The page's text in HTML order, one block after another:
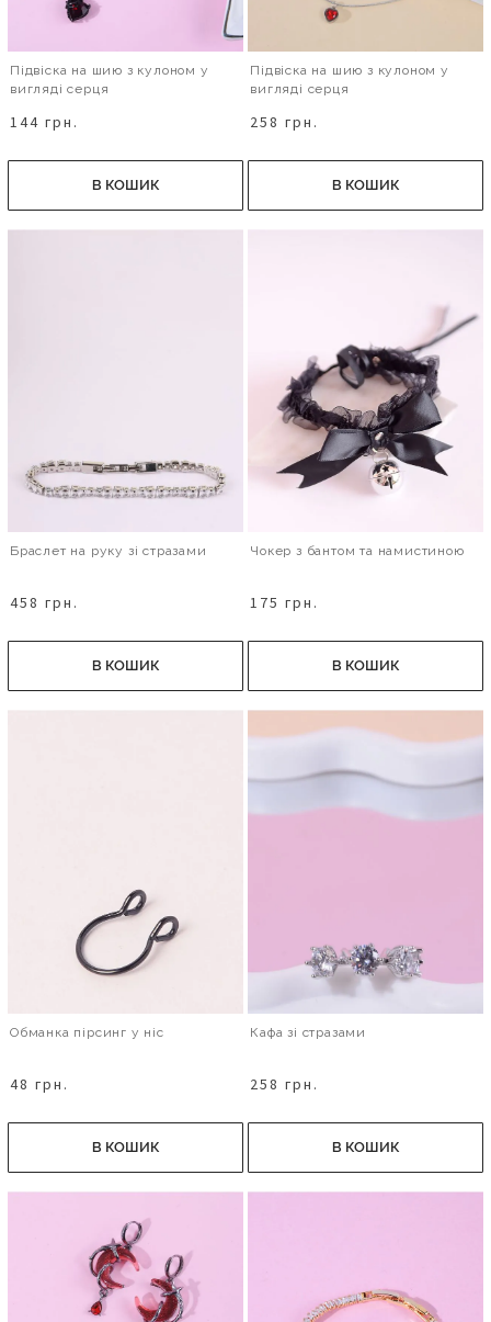
Підвіска на шию з кулоном у
вигляді серця
144 грн.
В КОШИК
Підвіска на шию з кулоном у
вигляді серця
258 грн.
В КОШИК
Браслет на руку зі стразами
458 грн.
В КОШИК
Чокер з бантом та намистиною
175 грн.
В КОШИК
Обманка пірсинг у ніс
48 грн.
В КОШИК
Кафа зі стразами
258 грн.
В КОШИК